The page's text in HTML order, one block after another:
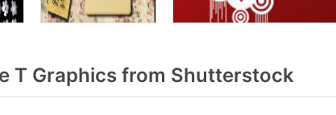
T Graphics from Shutterstock